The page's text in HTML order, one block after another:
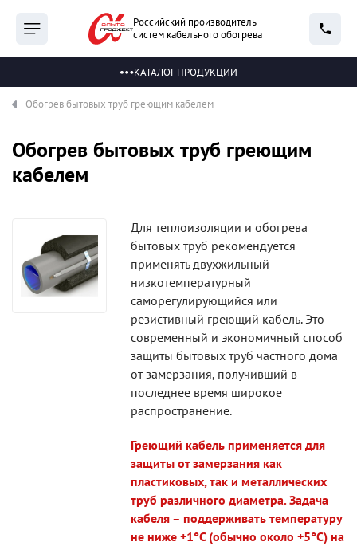
Российский производитель
систем кабельного обогрева
КАТАЛОГ ПРОДУКЦИИ
Обогрев бытовых труб греющим кабелем
Обогрев бытовых труб греющим
кабелем
Для теплоизоляции и обогрева
бытовых труб рекомендуется
применять двухжильный
низкотемпературный
саморегулирующийся или
резистивный греющий кабель. Это
современный и экономичный способ
защиты бытовых труб частного дома
от замерзания, получивший в
последнее время широкое
распространение.
Греющий кабель применяется для
защиты от замерзания как
пластиковых, так и металлических
труб различного диаметра. Задача
кабеля – поддерживать температуру
не ниже +1°С (обычно около +5°С) на